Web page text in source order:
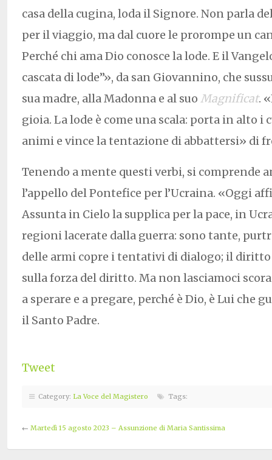
casa della cugina, loda il Signore. Non parla
per il viaggio, ma dal cuore le prorompe un
Perché chi ama Dio conosce la lode. E il
cascata di lode”», da san Giovannino, che
sua madre, alla Madonna e al suo Magnificat.
gioia. La lode è come una scala: porta in alto i
animi e vince la tentazione di abbattersi» di
Tenendo a mente questi verbi, si comprende
l’appello del Pontefice per l’Ucraina. «Oggi
Assunta in Cielo la supplica per la pace, in
regioni lacerate dalla guerra: sono tante,
delle armi copre i tentativi di dialogo; il diritto
sulla forza del diritto. Ma non lasciamoci
a sperare e a pregare, perché è Dio, è Lui che
il Santo Padre.
Tweet
Category: La Voce del Magistero Tags:
← Martedì 15 agosto 2023 – Assunzione di Maria Santissima